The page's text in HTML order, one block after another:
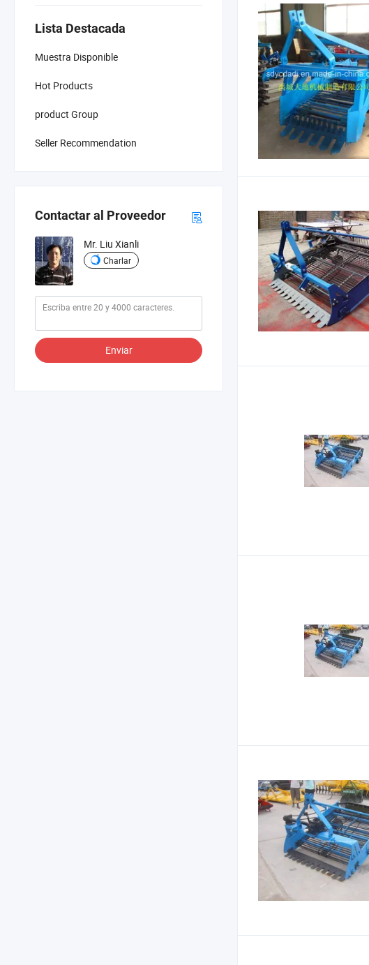
Lista Destacada
Muestra Disponible
Hot Products
product Group
Seller Recommendation
Contactar al Proveedor
Mr. Liu Xianli
Charlar
Enviar